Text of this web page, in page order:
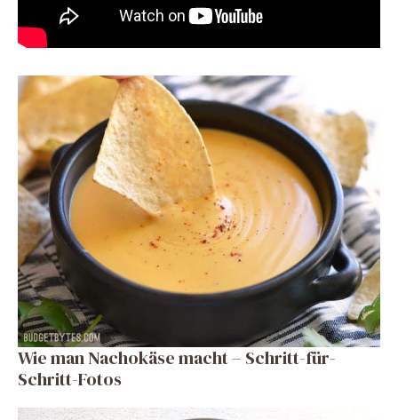
Wie man Nachokäse macht – Schritt-für-
Schritt-Fotos